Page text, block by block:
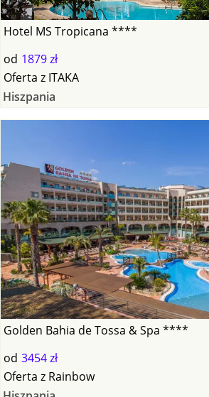
Hotel MS Tropicana ****
od 1879 zł
Oferta z ITAKA
Hiszpania
Golden Bahia de Tossa & Spa ****
od 3454 zł
Oferta z Rainbow